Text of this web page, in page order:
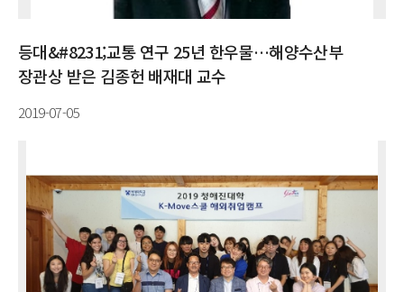
등대&#8231;교통 연구 25년 한우물…해양수산부
장관상 받은 김종헌 배재대 교수
2019-07-05